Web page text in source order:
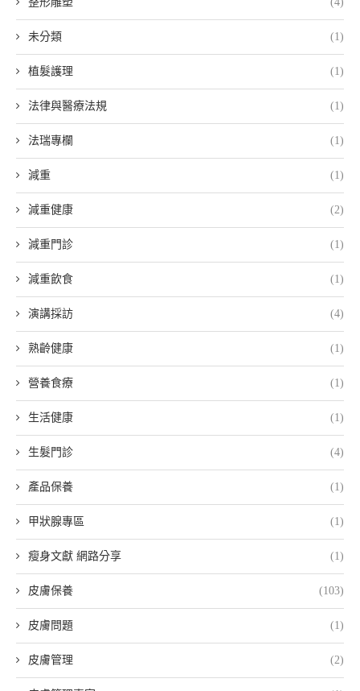
未分類 (1)
植髮護理 (1)
法律與醫療法規 (1)
法瑞專欄 (1)
減重 (1)
減重健康 (2)
減重門診 (1)
減重飲食 (1)
演講採訪 (4)
熟齡健康 (1)
營養食療 (1)
生活健康 (1)
生髮門診 (4)
產品保養 (1)
甲狀腺專區 (1)
瘦身文獻 網路分享 (1)
皮膚保養 (103)
皮膚問題 (1)
皮膚管理 (2)